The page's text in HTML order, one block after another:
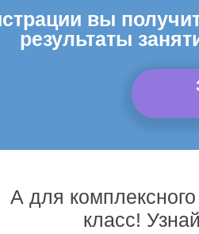
вы
результаты
А для
класс!